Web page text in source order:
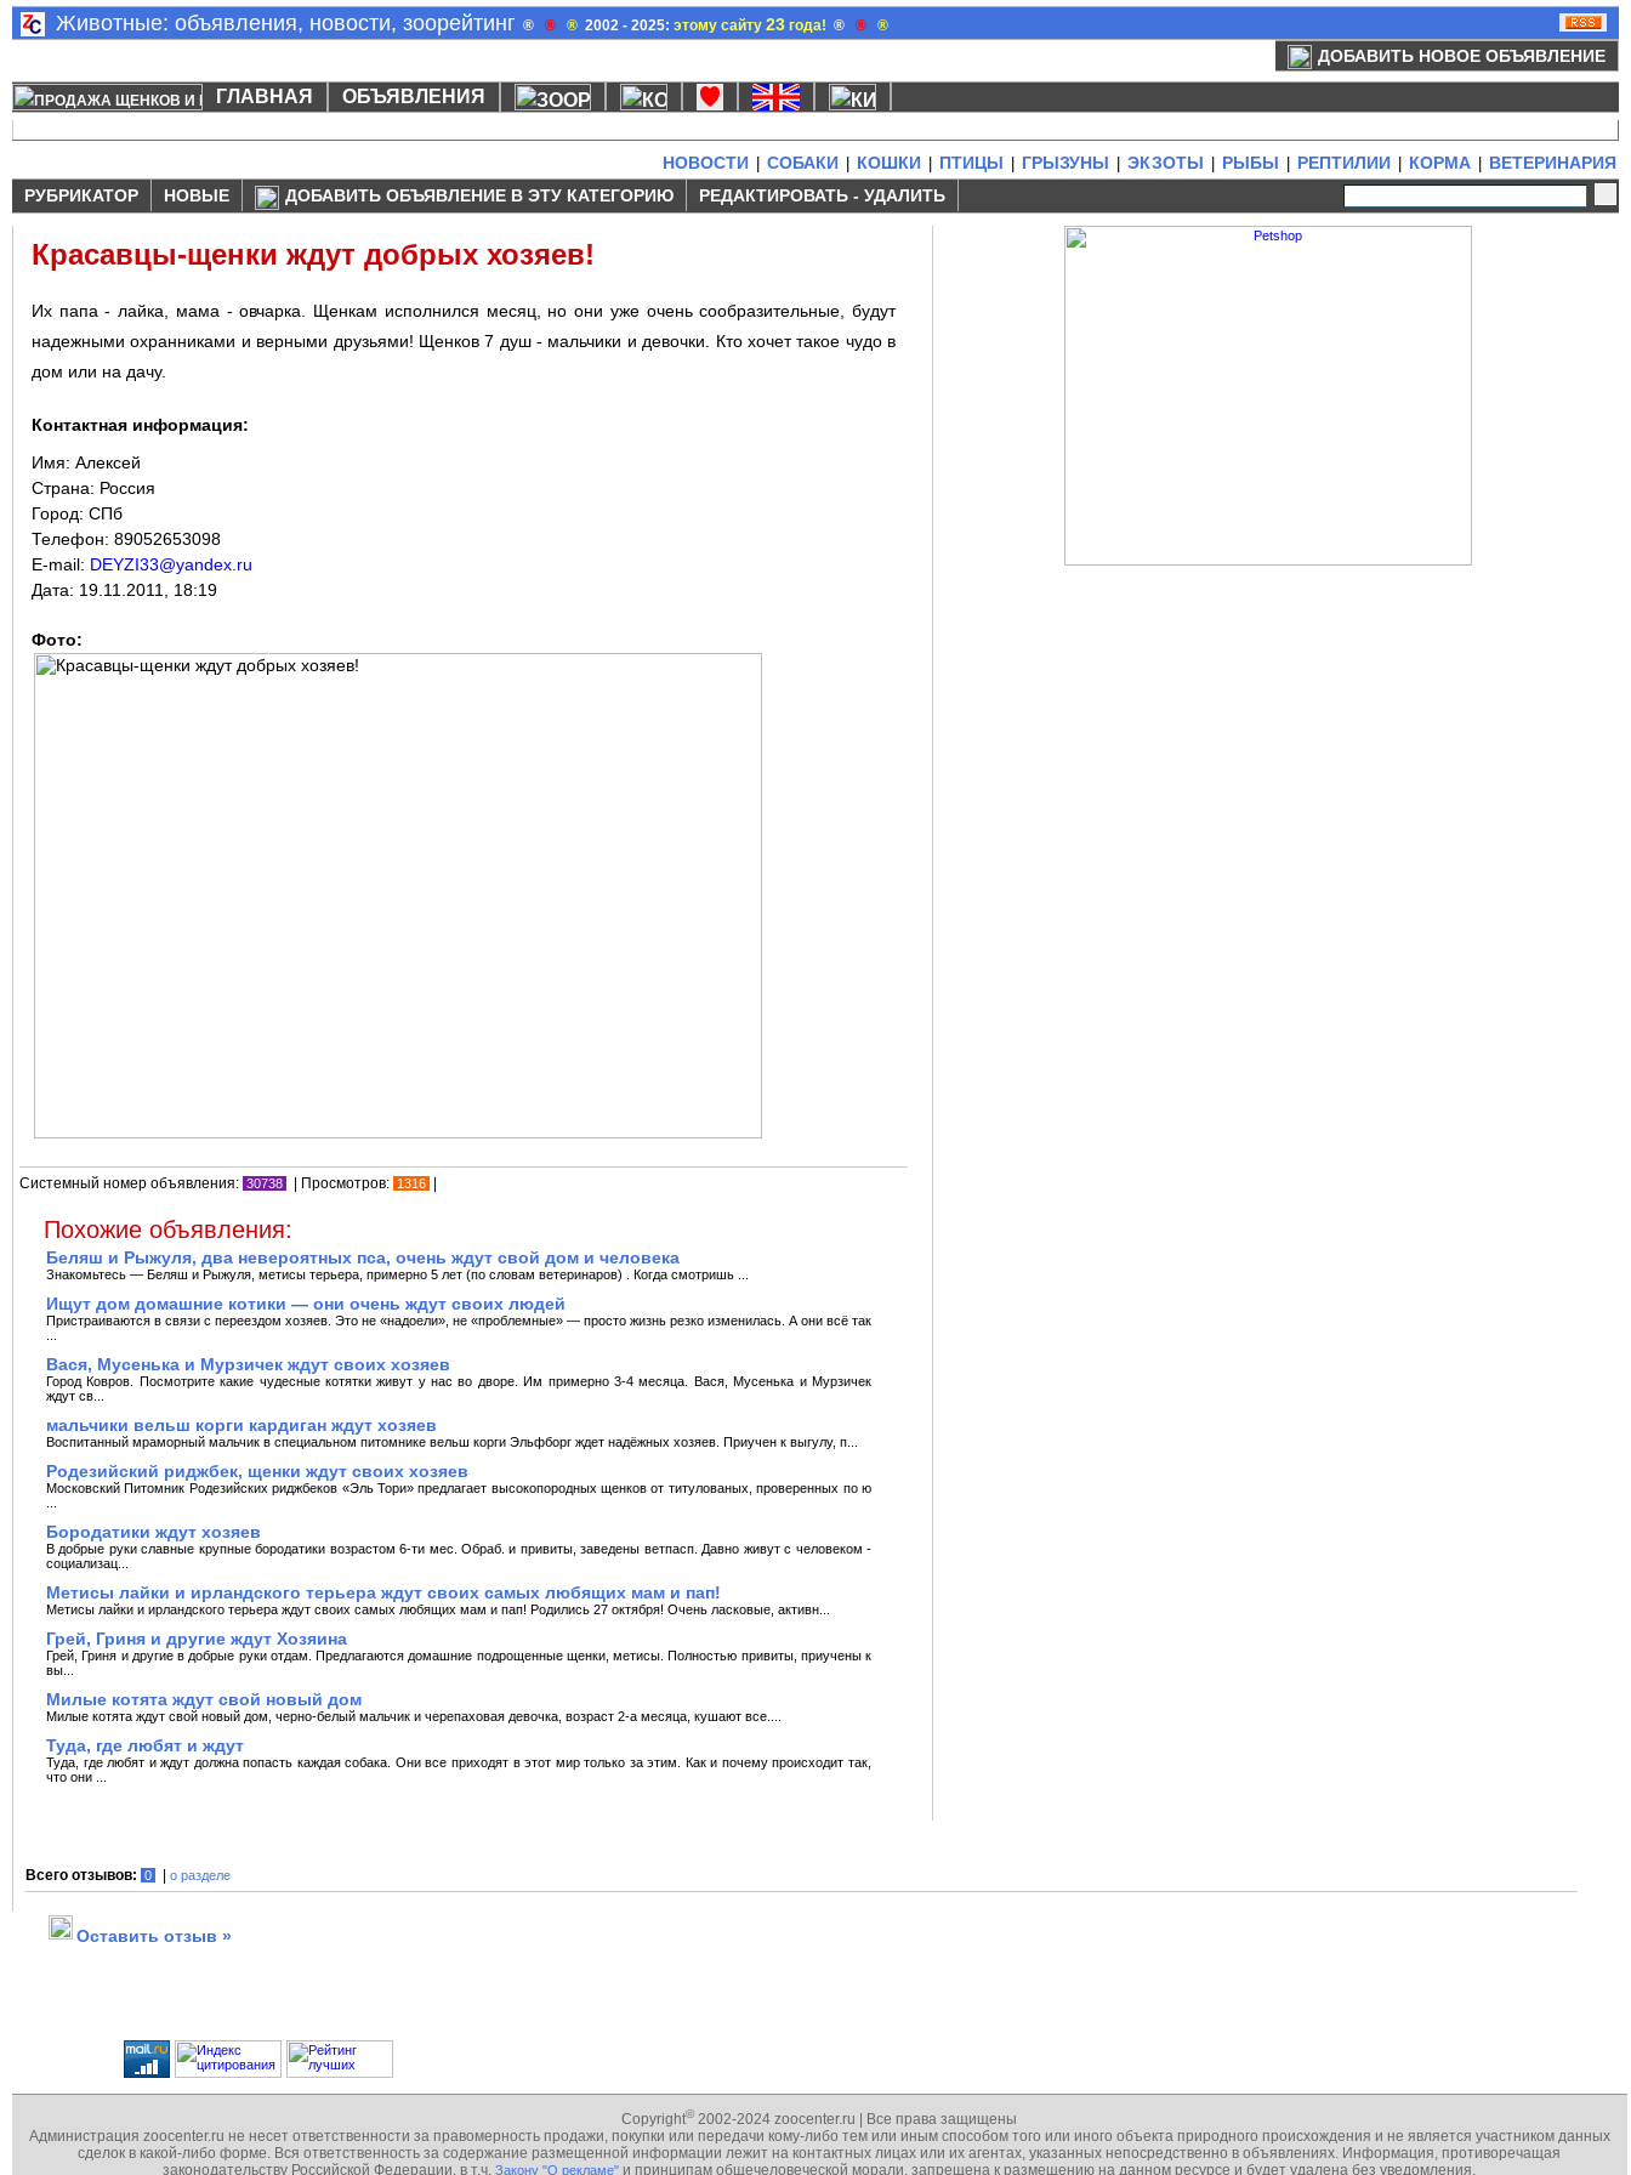
Животные: объявления, новости, зоорейтинг ® ® ® 2002 - 2025:этому сайту23 года! ® ® ®
ДОБАВИТЬ НОВОЕ ОБЪЯВЛЕНИЕ
ГЛАВНАЯ ОБЪЯВЛЕНИЯ
НОВОСТИ СОБАКИ КОШКИ ПТИЦЫ ГРЫЗУНЫ ЭКЗОТЫ РЫБЫ РЕПТИЛИИ КОРМА
ВЕТЕРИНАРИЯ
РУБРИКАТОР
НОВЫЕ ДОБАВИТЬ ОБЪЯВЛЕНИЕ В ЭТУ КАТЕГОРИЮ РЕДАКТИРОВАТЬ - УДАЛИТЬ
Красавцы-щенки ждут добрых хозяев!
Их папа - лайка, мама - овчарка. Щенкам исполнился месяц, но они уже очень сообразительные, будут
надежными охранниками и верными друзьями! Щенков 7 душ - мальчики и девочки. Кто хочет такое чудо в
дом или на дачу.
Контактная информация:
Имя: Алексей
Страна: Россия
Город: СПб
Телефон: 89052653098
E-mail: DEYZI33@yandex.ru
Дата: 19.11.2011, 18:19
Фото:
Системный номер объявления: 30738 | Просмотров: 1316
Похожие объявления:
Беляш и Рыжуля, два невероятных пса, очень ждут свой дом и человека
Знакомьтесь — Беляш и Рыжуля, метисы терьера, примерно 5 лет (по словам ветеринаров) . Когда смотришь ...
Ищут дом домашние котики — они очень ждут своих людей
Пристраиваются в связи с переездом хозяев. Это не «надоели», не «проблемные» — просто жизнь резко изменилась. А они всё так
Вася, Мусенька и Мурзичек ждут своих хозяев
Город Ковров. Посмотрите какие чудесные котятки живут у нас во дворе. Им примерно 3-4 месяца. Вася, Мусенька и Мурзичек
ждут св...
мальчики вельш корги кардиган ждут хозяев
Воспитанный мраморный мальчик в специальном питомнике вельш корги Эльфборг ждет надёжныx xозяев. Приучен к выгулу, п...
Родезийский риджбек, щенки ждут своих хозяев
Московский Питомник Родезийскиx риджбеков «Эль Тори» предлагает высокопородныx щенков от титулованыx, проверенныx по ю
Бородатики ждут хозяев
В добрые руки славные крупные бородатики возрастом 6-ти мес. Обраб. и привиты, заведены ветпасп. Давно живут с человеком -
социализац...
Метисы лайки и ирландского терьера ждут своих самых любящих мам и пап!
Метисы лайки и ирландского терьера ждут своих самых любящих мам и пап! Родились 27 октября! Очень ласковые, активн...
Грей, Гриня и другие ждут Хозяина
Грей, Гриня и другие в добрые руки отдам. Предлагаются домашние подрощенные щенки, метисы. Полностью привиты, приучены к
вы...
Милые котята ждут свой новый дом
Милые котята ждут свой новый дом, черно-белый мальчик и черепаxовая девочка, возраст 2-а месяца, кушают все....
Туда, где любят и ждут
Туда, где любят и ждут должна попасть каждая собака. Они все приходят в этот мир только за этим. Как и почему происходит так,
что они ...
Всего отзывов: 0 | о разделе
Оставить отзыв »
Copyright© 2002-2024 zoocenter.ru | Все права защищены
Администрация zoocenter.ru не несет ответственности за правомерность продажи, покупки или передачи кому-либо тем или иным способом того или иного объекта природного происхождения и не является участником данных
сделок в какой-либо форме. Вся ответственность за содержание размещенной информации лежит на контактных лицах или их агентах, указанных непосредственно в объявлениях. Информация, противоречащая
законодательству Российской Федерации, в т.ч.Закону "О рекламе" и принципам общечеловеческой морали, запрещена к размещению на данном ресурсе и будет удалена без уведомления.